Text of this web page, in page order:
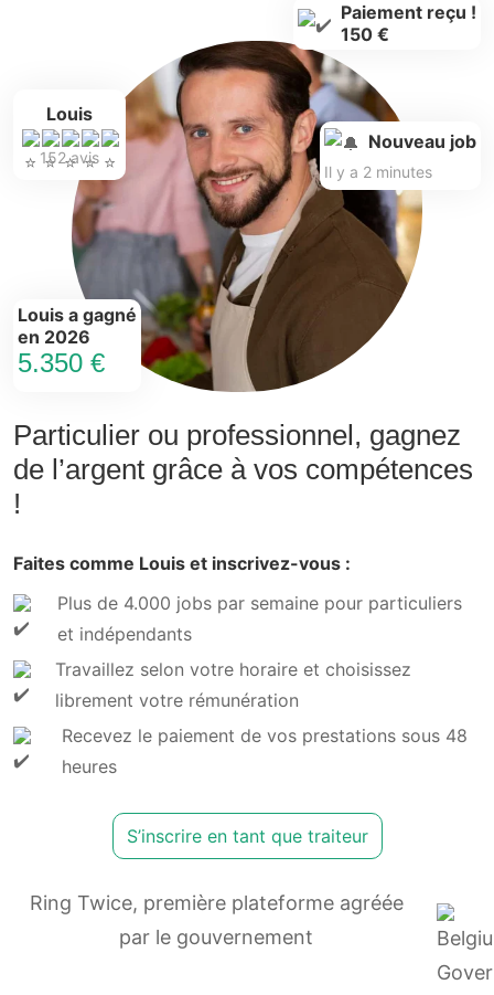
Particulier ou professionnel, gagnez
de l’argent grâce à vos compétences
!
Faites comme Louis et inscrivez-vous :
Plus de 4.000 jobs par semaine pour particuliers
et indépendants
Travaillez selon votre horaire et choisissez
librement votre rémunération
Recevez le paiement de vos prestations sous 48
heures
S’inscrire en tant que traiteur
Louis
152 avis
Louis a gagné
en 2026
5.350 €
Paiement reçu !
150 €
Nouveau job
Il y a 2 minutes
Ring Twice, première plateforme agréée
par le gouvernement